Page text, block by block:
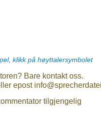
klikk på høyttalersymbolet
Bare kontakt oss.
epost
tilgjengelig